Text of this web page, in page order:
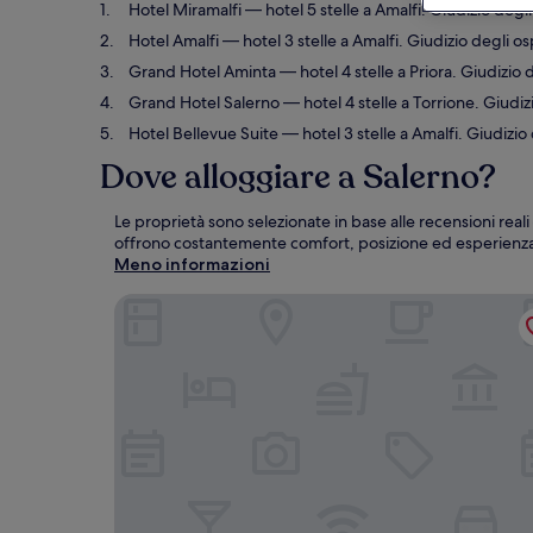
Hotel Miramalfi— hotel 5 stelle a Amalfi. Giudizio
Hotel Amalfi— hotel 3 stelle a Amalfi. Giudizio degli
Grand Hotel Aminta— hotel 4 stelle a Priora. Giudizio
Grand Hotel Salerno— hotel 4 stelle a Torrione.
Hotel Bellevue Suite— hotel 3 stelle a Amalfi.
Dove alloggiare a Salerno?
Le proprietà sono selezionate in base alle recensioni
offrono costantemente comfort, posizione ed
Meno informazioni